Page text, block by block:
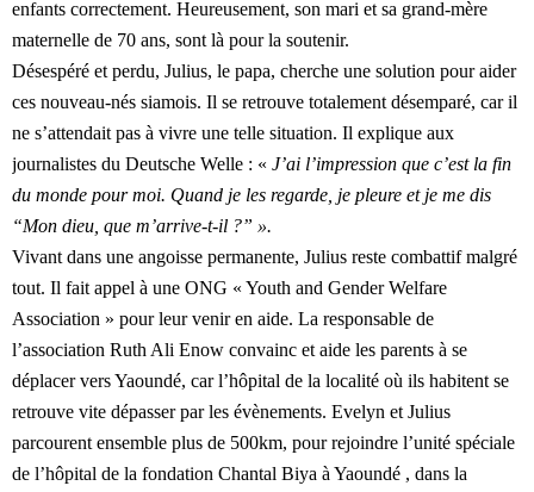
enfants correctement. Heureusement, son mari et sa grand-mère
maternelle de 70 ans, sont là pour la soutenir.
Désespéré et perdu, Julius, le papa, cherche une solution pour aider
ces nouveau-nés siamois. Il se retrouve totalement désemparé, car il
ne s’attendait pas à vivre une telle situation. Il explique aux
journalistes du Deutsche Welle : « J’ai l’impression que c’est la fin
du monde pour moi. Quand je les regarde, je pleure et je me dis
“Mon dieu, que m’arrive-t-il ?” ».
Vivant dans une angoisse permanente, Julius reste combattif malgré
tout. Il fait appel à une ONG « Youth and Gender Welfare
Association » pour leur venir en aide. La responsable de
l’association Ruth Ali Enow convainc et aide les parents à se
déplacer vers Yaoundé, car l’hôpital de la localité où ils habitent se
retrouve vite dépasser par les évènements. Evelyn et Julius
parcourent ensemble plus de 500km, pour rejoindre l’unité spéciale
de l’hôpital de la fondation Chantal Biya à Yaoundé , dans la